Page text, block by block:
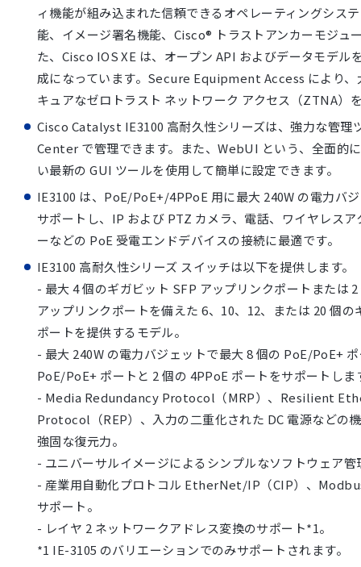
ィ機能が組み込まれた信頼できるオペレーティングシス
能、イメージ署名機能、Cisco® トラストアンカーモジュ
た、Cisco IOS XE は、オープン API およびデータモデル
成になっています。Secure Equipment Access により、
キュアなゼロトラスト ネットワーク アクセス（ZTNA）
Cisco Catalyst IE3100 高耐久性シリーズは、強力な管理
Center で管理できます。また、WebUI という、全面的
い最新の GUI ツールを使用して簡単に設定できます。
IE3100 は、PoE/PoE+/4PPoE 用に最大 240W の電力バ
サポートし、IP および PTZ カメラ、電話、ワイヤレス
ーなどの PoE 受電エンドデバイスの接続に最適です。
IE3100 高耐久性シリーズ スイッチは以下を提供します。
- 最大 4 個のギガビット SFP アップリンクポートまたは
アップリンクポートを備えた 6、10、12、または 20 個
ポートを提供するモデル。
- 最大 240W の電力バジェットで最大 8 個の PoE/PoE+
PoE/PoE+ ポートと 2 個の 4PPoE ポートをサポートしま
- Media Redundancy Protocol（MRP）、Resilient
Protocol（REP）、入力の二重化された DC 電源などの
強固な復元力。
- ユニバーサルイメージによるシンプルなソフトウェア管
- 産業用自動化プロトコル EtherNet/IP（CIP）、
サポート。
- レイヤ 2 ネットワークアドレス変換のサポート*1。
*1 IE-3105 のバリエーションでのみサポートされます。